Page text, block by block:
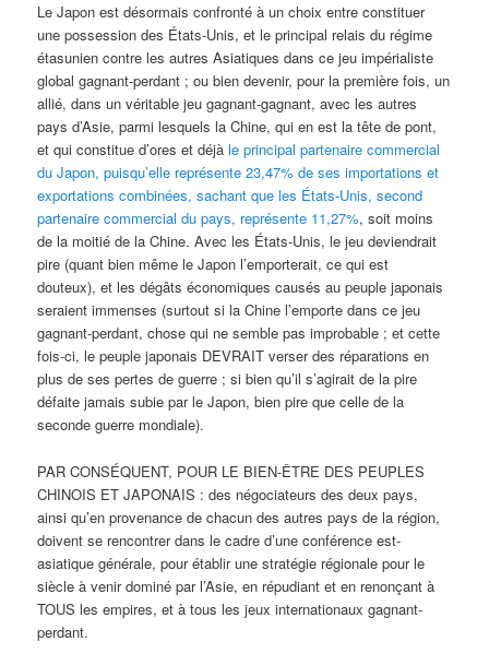
Le Japon est désormais confronté à un choix entre constituer
une possession des États-Unis, et le principal relais du régime
étasunien contre les autres Asiatiques dans ce jeu impérialiste
global gagnant-perdant ; ou bien devenir, pour la première fois, un
allié, dans un véritable jeu gagnant-gagnant, avec les autres
pays d’Asie, parmi lesquels la Chine, qui en est la tête de pont,
et qui constitue d’ores et déjàle principal partenaire commercial
du Japon, puisqu’elle représente 23,47% de ses importations et
exportations combinées, sachant que les États-Unis, second
partenaire commercial du pays, représente 11,27%, soit moins
de la moitié de la Chine. Avec les États-Unis, le jeu deviendrait
pire (quant bien même le Japon l’emporterait, ce qui est
douteux), et les dégâts économiques causés au peuple japonais
seraient immenses (surtout si la Chine l’emporte dans ce jeu
gagnant-perdant, chose qui ne semble pas improbable ; et cette
fois-ci, le peuple japonais DEVRAIT verser des réparations en
plus de ses pertes de guerre ; si bien qu’il s’agirait de la pire
défaite jamais subie par le Japon, bien pire que celle de la
seconde guerre mondiale).
PAR CONSÉQUENT, POUR LE BIEN-ÊTRE DES PEUPLES
CHINOIS ET JAPONAIS : des négociateurs des deux pays,
ainsi qu’en provenance de chacun des autres pays de la région,
doivent se rencontrer dans le cadre d’une conférence est-
asiatique générale, pour établir une stratégie régionale pour le
siècle à venir dominé par l’Asie, en répudiant et en renonçant à
TOUS les empires, et à tous les jeux internationaux gagnant-
perdant.